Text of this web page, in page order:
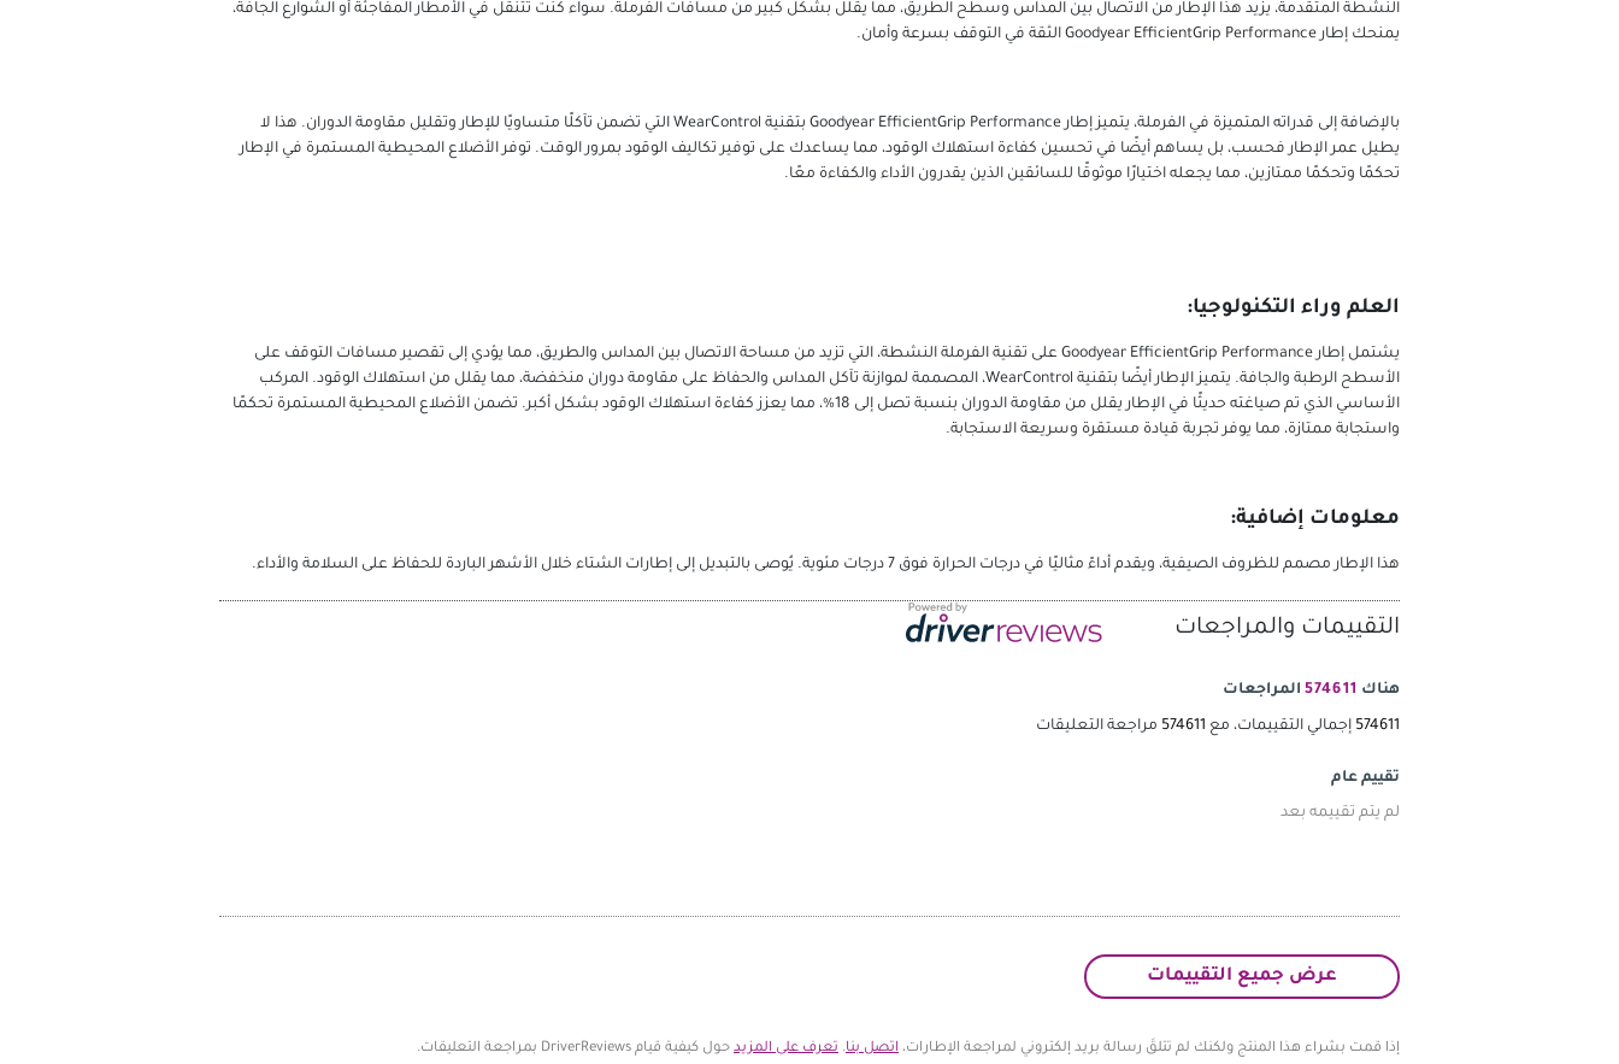
النشطة المتقدمة، يزيد هذا الإطار من الاتصال بين المداس وسطح الطريق، مما يقلل بشكل كبير من مسافات الفرملة. سواء كنت تتنقل في الأمطار المفاجئة أو الشوارع الجافة،
يمنحك إطار Goodyear EfficientGrip Performance الثقة في التوقف بسرعة وأمان.
بالإضافة إلى قدراته المتميزة في الفرملة، يتميز إطار Goodyear EfficientGrip Performance بتقنية WearControl التي تضمن تآكلًا متساويًا للإطار وتقليل مقاومة الدوران. هذا لا
يطيل عمر الإطار فحسب، بل يساهم أيضًا في تحسين كفاءة استهلاك الوقود، مما يساعدك على توفير تكاليف الوقود بمرور الوقت. توفر الأضلاع المحيطية المستمرة في الإطار
تحكمًا وتحكمًا ممتازين، مما يجعله اختيارًا موثوقًا للسائقين الذين يقدرون الأداء والكفاءة معًا.
العلم وراء التكنولوجيا:
يشتمل إطار Goodyear EfficientGrip Performance على تقنية الفرملة النشطة، التي تزيد من مساحة الاتصال بين المداس والطريق، مما يؤدي إلى تقصير مسافات التوقف على
الأسطح الرطبة والجافة. يتميز الإطار أيضًا بتقنية WearControl، المصممة لموازنة تآكل المداس والحفاظ على مقاومة دوران منخفضة، مما يقلل من استهلاك الوقود. المركب
الأساسي الذي تم صياغته حديثًا في الإطار يقلل من مقاومة الدوران بنسبة تصل إلى 18%، مما يعزز كفاءة استهلاك الوقود بشكل أكبر. تضمن الأضلاع المحيطية المستمرة تحكمًا
واستجابة ممتازة، مما يوفر تجربة قيادة مستقرة وسريعة الاستجابة.
معلومات إضافية:
هذا الإطار مصمم للظروف الصيفية، ويقدم أداءً مثاليًا في درجات الحرارة فوق 7 درجات مئوية. يُوصى بالتبديل إلى إطارات الشتاء خلال الأشهر الباردة للحفاظ على السلامة والأداء.
التقييمات والمراجعات
هناك 574611 المراجعات
574611 إجمالي التقييمات، مع 574611 مراجعة التعليقات
تقييم عام
لم يتم تقييمه بعد
عرض جميع التقييمات
إذا قمت بشراء هذا المنتج ولكنك لم تتلقَ رسالة بريد إلكتروني لمراجعة الإطارات، اتصل بنا. تعرف على المزيد حول كيفية قيام DriverReviews بمراجعة التعليقات.